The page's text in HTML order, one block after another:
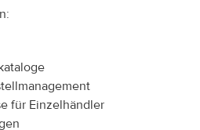
für Einzelhändler